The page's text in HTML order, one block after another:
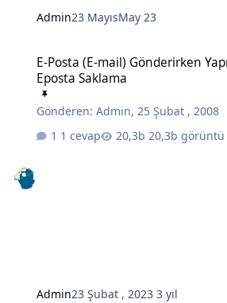
Admin23 MayısMay 23
E-Posta (E-mail) Gönderirken
Eposta Saklama
Gönderen:Admin, 25 Şubat , 2008
1 cevap
20,3b görüntü
Admin23 Şubat , 20233 yıl